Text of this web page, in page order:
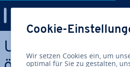
Zum Haupt­in­halt springen
Ubuntu-
Cookie-
Wir setzen Cookies ein, um
optimal für Sie zu gestalten,